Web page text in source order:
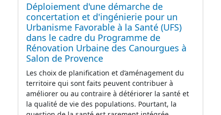
Déploiement d'une démarche de
concertation et d'ingénierie pour un
Urbanisme Favorable à la Santé (UFS)
dans le cadre du Programme de
Rénovation Urbaine des Canourgues à
Salon de Provence
Les choix de planification et d’aménagement du
territoire qui sont faits peuvent contribuer à
améliorer ou au contraire à détériorer la santé et
la qualité de vie des populations. Pourtant, la